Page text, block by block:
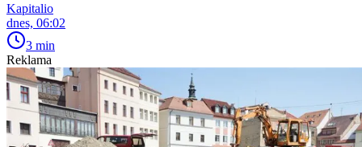
Kapitalio
dnes, 06:02
3 min
Reklama